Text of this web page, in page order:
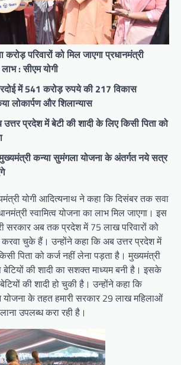
परिवारों को मिल जाएगा प्रधानमंत्री
: सीएम योगी
में 541 करोड़ रुपये की 217 विकास
लोकार्पण और शिलान्यास
प्रदेश में बेटी की शादी के लिए किसी पिता को
कन्या सुमंगला योजना के अंतर्गत नये सत्र
योगी आदित्यनाथ ने कहा कि दिसंबर तक सवा
स्वामित्व योजना का लाभ मिल जाएगा। इस
सरकार अब तक प्रदेश में 75 लाख परिवारों को
चुके हैं। उन्होंने कहा कि अब उत्तर प्रदेश में
पिता को कर्ज नहीं लेना पड़ता है। मुख्यमंत्री
बेटियों की शादी का सशक्त माध्यम बनी है। इसके
की शादी हो चुकी है। उन्होंने कहा कि
योजना के तहत हमारी सरकार 29 लाख महिलाओं
उपलब्ध करा रही है।